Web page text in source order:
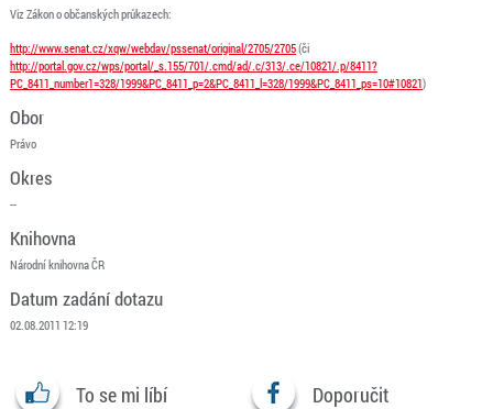
Viz Zákon o občanských průkazech:
http://www.senat.cz/xqw/webdav/pssenat/original/2705/2705(či
http://portal.gov.cz/wps/portal/_s.155/701/.cmd/ad/.c/313/.ce/10821/.p/8411?
PC_8411_number1=328/1999&PC_8411_p=2&PC_8411_l=328/1999&PC_8411_ps=10#10821)
Obor
Právo
Okres
--
Knihovna
Národní knihovna ČR
Datum zadání dotazu
02.08.2011 12:19
To se mi líbí Doporučit